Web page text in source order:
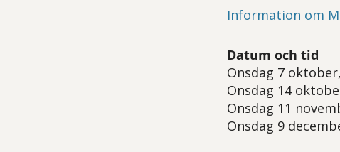
Information om
Datum och tid
Onsdag 7
Onsdag 14
Onsdag 11
Onsdag 9